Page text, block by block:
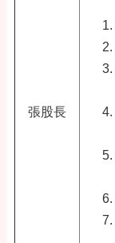
張股長